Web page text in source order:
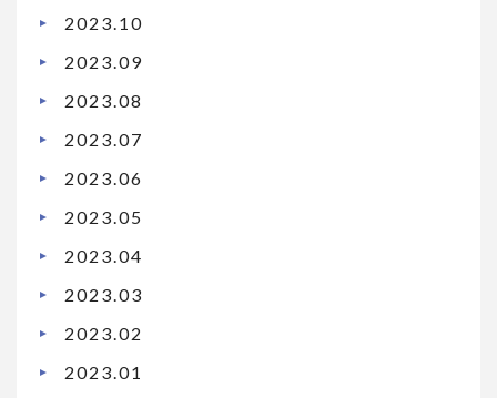
2023.10
2023.09
2023.08
2023.07
2023.06
2023.05
2023.04
2023.03
2023.02
2023.01